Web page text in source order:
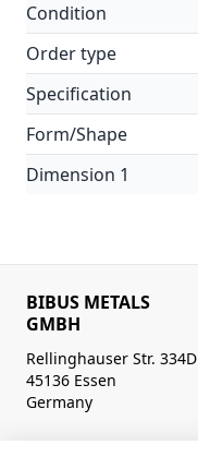
Condition
Order type
Specification
Form/Shape
Dimension 1
BIBUS METALS
GMBH
Rellinghauser Str. 334D
45136 Essen
Germany